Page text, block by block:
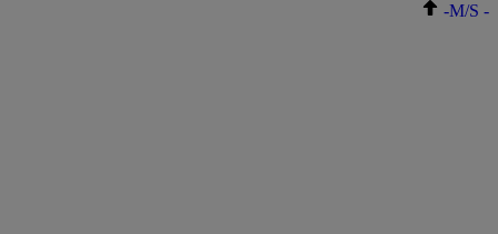
-M/S -